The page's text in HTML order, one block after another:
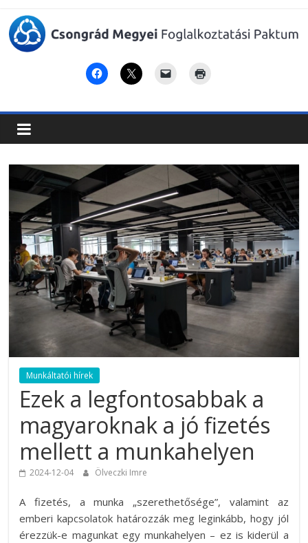
Csongrád
Megyei
Foglalkoztatási
Paktum
Munkáltatói hírek
Ezek a legfontosabbak a
magyaroknak a jó fizetés
mellett a munkahelyen
2024-12-04 Ölveczki Imre
A fizetés, a munka „szerethetősége”, valamint az
emberi kapcsolatok határozzák meg leginkább, hogy jól
érezzük-e magunkat egy munkahelyen – ez is kiderül a